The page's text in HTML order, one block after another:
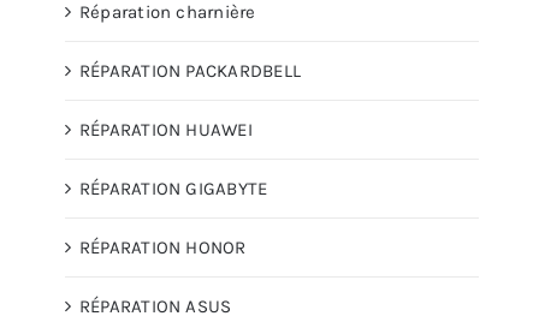
Réparation charnière
RÉPARATION PACKARDBELL
RÉPARATION HUAWEI
RÉPARATION GIGABYTE
RÉPARATION HONOR
RÉPARATION ASUS